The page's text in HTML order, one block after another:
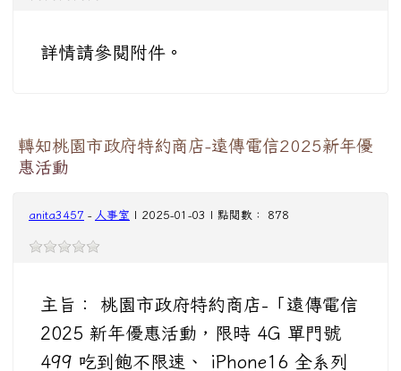
詳情請參閱附件。
轉知桃園市政府特約商店-遠傳電信2025新年優
惠活動
anita3457 - 人事室 | 2025-01-03 | 點閱數： 878
主旨： 桃園市政府特約商店-「遠傳電信
2025 新年優惠活動，限時 4G 單門號
499 吃到飽不限速、 iPhone16 全系列